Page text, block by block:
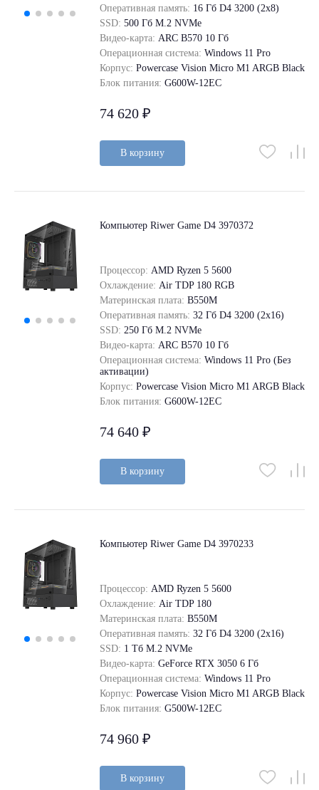
Оперативная память: 16 Гб D4 3200 (2x8)
SSD: 500 Гб M.2 NVMe
Видео-карта: ARC B570 10 Гб
Операционная система: Windows 11 Pro
Корпус: Powercase Vision Micro M1 ARGB Black
Блок питания: G600W-12EC
74 620 ₽
В корзину
Компьютер Riwer Game D4 3970372
Процессор: AMD Ryzen 5 5600
Охлаждение: Air TDP 180 RGB
Материнская плата: B550M
Оперативная память: 32 Гб D4 3200 (2x16)
SSD: 250 Гб M.2 NVMe
Видео-карта: ARC B570 10 Гб
Операционная система: Windows 11 Pro (Без
активации)
Корпус: Powercase Vision Micro M1 ARGB Black
Блок питания: G600W-12EC
74 640 ₽
В корзину
Компьютер Riwer Game D4 3970233
Процессор: AMD Ryzen 5 5600
Охлаждение: Air TDP 180
Материнская плата: B550M
Оперативная память: 32 Гб D4 3200 (2x16)
SSD: 1 Tб M.2 NVMe
Видео-карта: GeForce RTX 3050 6 Гб
Операционная система: Windows 11 Pro
Корпус: Powercase Vision Micro M1 ARGB Black
Блок питания: G500W-12EC
74 960 ₽
В корзину